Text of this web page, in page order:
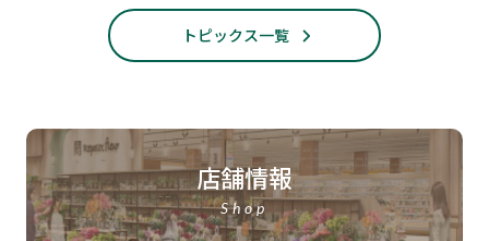
トピックス一覧
店舗情報
Shop